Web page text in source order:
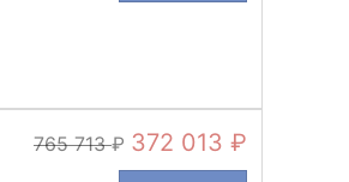
765 713 372 013